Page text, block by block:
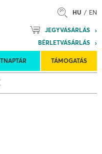
HU EN
JEGYVÁSÁRLÁS
BÉRLETVÁSÁRLÁS
TÁMOGATÁS
Kulturális
Felkéréses
koncertek